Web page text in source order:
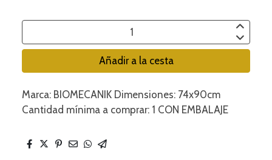
Añadir a la cesta
Marca: BIOMECANIK Dimensiones: 74x90cm
Cantidad mínima a comprar: 1 CON EMBALAJE